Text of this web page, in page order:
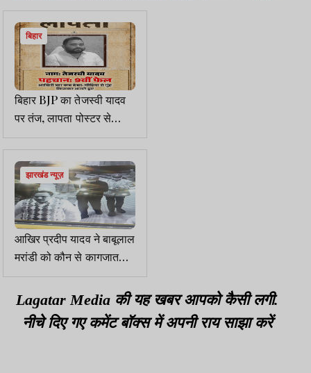
बिहार
बिहार BJP का तेजस्वी यादव
पर तंज, लापता पोस्टर से
गरमाई सियासत
झारखंड न्यूज़
आखिर प्रदीप यादव ने बाबूलाल
मरांडी को कौन से कागजात
दिये! कांग्रेस नेतृत्व ने क्या
कहा!
Lagatar Media की यह खबर आपको कैसी लगी.
नीचे दिए गए कमेंट बॉक्स में अपनी राय साझा करें